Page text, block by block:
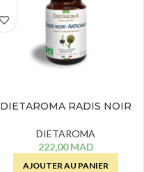
DIETAROMA RADIS NOIR
COMPRIMES
DIETAROMA
222,00MAD
AJOUTER AU PANIER